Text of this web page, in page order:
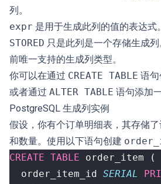
列。
expr 是用于生成此列的值的表达式。
STORED 只是此列是一个存储生成
前唯一支持的生成列类型。
你可以在通过 CREATE TABLE 语句
或者通过 ALTER TABLE 语句添加
PostgreSQL 生成列实例
假设，你有个订单明细表，其存储
和数量。使用以下语句创建
CREATE TABLE order_item
(
order_item_id SERIAL